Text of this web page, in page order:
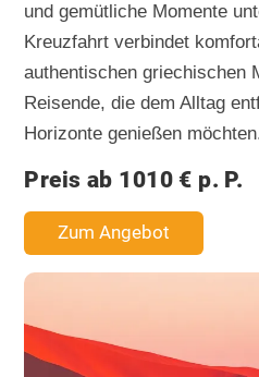
und gemütliche Momente
Kreuzfahrt verbindet
authentischen griechischen
Reisende, die dem Alltag
Horizonte genießen
Preis ab 1010 € p. P.
Zum Angebot